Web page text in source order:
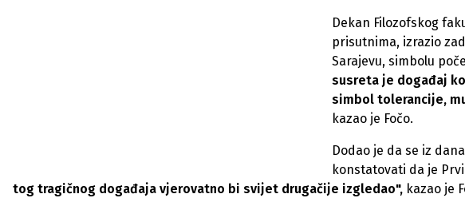
Dekan Filozofskog
prisutnima, izrazio
Sarajevu, simbolu
susreta je događaj
simbol tolerancije,
kazao je Fočo.
Dodao je da se iz
konstatovati da je
tog tragičnog događaja vjerovatno bi svijet drugačije izgledao", kazao je